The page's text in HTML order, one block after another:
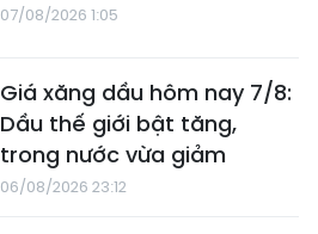
07/08/2026 1:05
Giá xăng dầu hôm nay 7/8:
Dầu thế giới bật tăng,
trong nước vừa giảm
06/08/2026 23:12